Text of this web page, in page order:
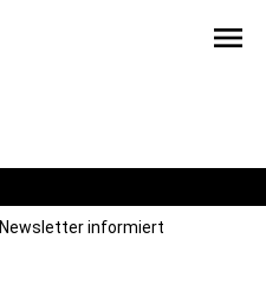
menu
informiert